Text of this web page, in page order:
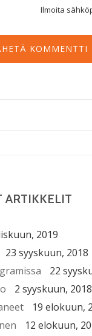
Ilmoita
ARTIKKELIT
2019
23 syyskuun, 2018
22
2 syyskuun, 2018
19 elokuun,
12 elokuun,